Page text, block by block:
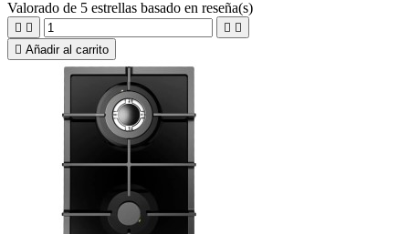
Valorado de 5 estrellas basado en reseña(s)
   
 Añadir al carrito